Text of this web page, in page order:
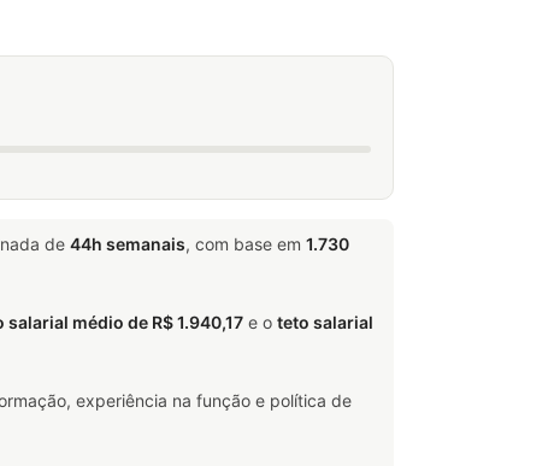
de 44h semanais, com base em 1.730
salarial médio de R$ 1.940,17 e o teto salarial
experiência na função e política de